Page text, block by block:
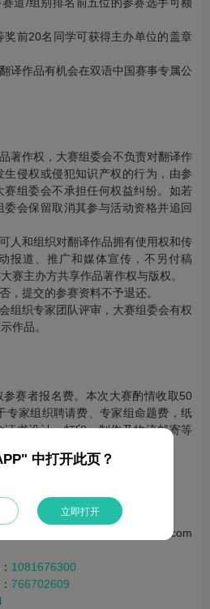
奖前20名同学可获得主办单位的盖章
译作品有机会在双语中国赛事专属公
著作权，大赛组委会不负责对翻译作
侵权或侵犯知识产权的行为，由参
组委会不承担任何权益纠纷。如若
会保留取消其参与活动资格并追回
人和组织对翻译作品拥有使用权和传
报道、推广和媒体宣传，不另付稿
赛主办方共享作品著作权与版权。
，提交的参赛资料不予退还。
组织专家团队评审，大赛组委会有权
作品。
赛者报名费。本次大赛酌情收取50
专家组织聘请费、专家组命题费，纸
证书设计、打印、制作及物流邮寄等
信同号）
（电话）2892885347@qq.com
1081676300
766702609
中打开此页？
立即打开